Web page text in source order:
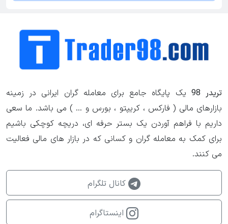
تریدر 98
یک پایگاه جامع برای معامله گران ایرانی در زمینه
بازارهای مالی ( فارکس ، کریپتو ، بورس و ... ) می باشد. ما سعی
داریم با فراهم آوردن یک بستر حرفه ای، دریچه کوچکی باشیم
برای کمک به معامله گران و کسانی که در بازار های مالی فعالیت
می کنند.
کانال تلگرام
اینستاگرام